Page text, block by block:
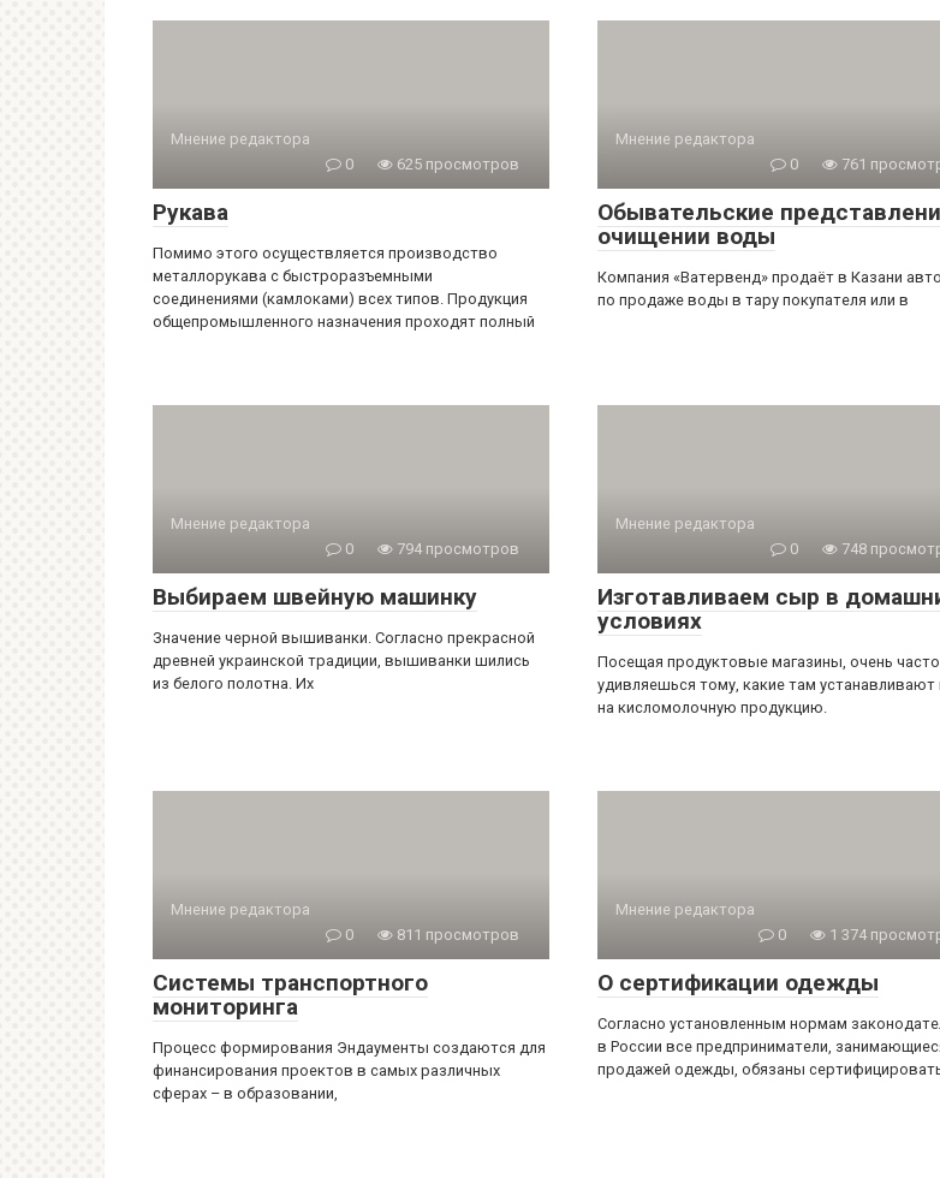
Мнение редактора
0
625 просмотров
Рукава
Помимо этого осуществляется производство
металлорукава с быстроразъемными
соединениями (камлоками) всех типов. Продукция
общепромышленного назначения проходят полный
Мнение редактора
0
761
Обывательские
очищении воды
Компания «Ватервенд» продаёт в Казани
по продаже воды в тару покупателя или в
Мнение редактора
0
794 просмотров
Выбираем швейную машинку
Значение черной вышиванки. Согласно прекрасной
древней украинской традиции, вышиванки шились
из белого полотна. Их
Мнение редактора
0
748
Изготавливаем сыр в
условиях
Посещая продуктовые магазины, очень часто
удивляешься тому, какие там устанавливают
на кисломолочную продукцию.
Мнение редактора
0
811 просмотров
Системы транспортного
мониторинга
Процесс формирования Эндаументы создаются для
финансирования проектов в самых различных
сферах – в образовании,
Мнение редактора
0
1 374
О сертификации одежды
Согласно установленным нормам
в России все предприниматели,
продажей одежды, обязаны